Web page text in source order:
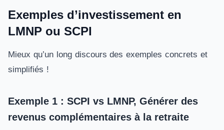
Exemples d’investissement en
LMNP ou SCPI
Mieux qu’un long discours des exemples concrets et
simplifiés !
Exemple 1 : SCPI vs LMNP, Générer des
revenus complémentaires à la retraite